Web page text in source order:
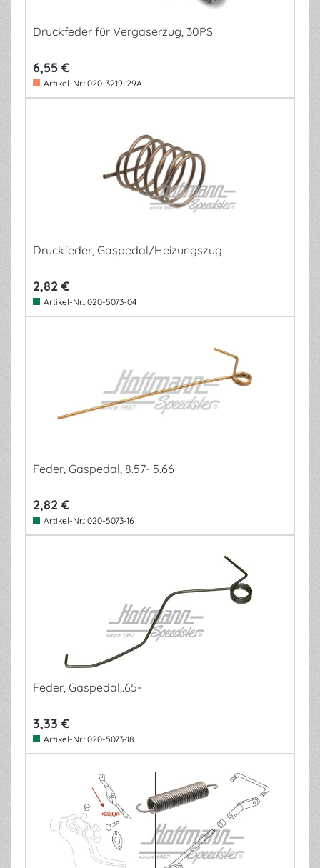
Druckfeder für Vergaserzug, 30PS
6,55 €
Artikel-Nr.: 020-3219-29A
Druckfeder, Gaspedal/Heizungszug
2,82 €
Artikel-Nr.: 020-5073-04
Feder, Gaspedal, 8.57- 5.66
2,82 €
Artikel-Nr.: 020-5073-16
Feder, Gaspedal,.65-
3,33 €
Artikel-Nr.: 020-5073-18